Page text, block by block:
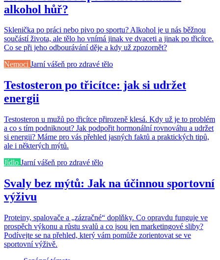
alkohol hůř?
Sklenička po práci nebo pivo po sportu? Alkohol je u nás běžnou
součástí života, ale tělo ho vnímá jinak ve dvaceti a jinak po třicítce.
Co se při jeho odbourávání děje a kdy už zpozornět?
Nemoci Jarní vášeň pro zdravé tělo
Testosteron po třicítce: jak si udržet
energii
Testosteron u mužů po třicítce přirozeně klesá. Kdy už je to problém
a co s tím podniknout? Jak podpořit hormonální rovnováhu a udržet
si energii? Máme pro vás přehled jasných faktů a praktických tipů,
ale i některých mýtů.
Jídlo Jarní vášeň pro zdravé tělo
Svaly bez mýtů: Jak na účinnou sportovní
výživu
Proteiny, spalovače a „zázračné“ doplňky. Co opravdu funguje ve
prospěch výkonu a růstu svalů a co jsou jen marketingové sliby?
Podívejte se na přehled, který vám pomůže zorientovat se ve
sportovní výživě.